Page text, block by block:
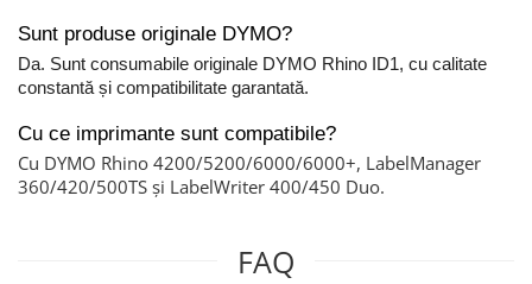
Sunt produse originale DYMO?
Da. Sunt consumabile originale DYMO Rhino ID1, cu calitate
constantă și compatibilitate garantată.
Cu ce imprimante sunt compatibile?
Cu DYMO Rhino 4200/5200/6000/6000+, LabelManager
360/420/500TS și LabelWriter 400/450 Duo.
FAQ